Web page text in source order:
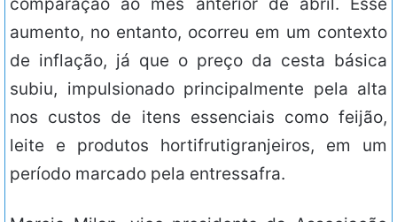
aumento, no entanto, ocorreu em um contexto
de inflação, já que o preço da cesta básica
subiu, impulsionado principalmente pela alta
nos custos de itens essenciais como feijão,
leite e produtos hortifrutigranjeiros, em um
período marcado pela entressafra.